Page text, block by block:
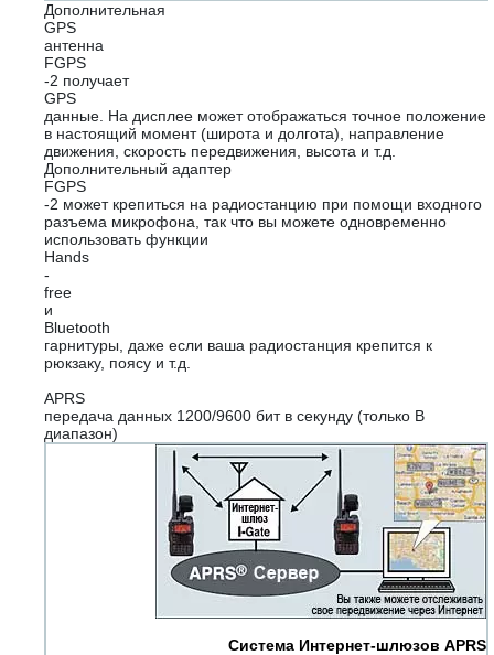
Дополнительная
GPS
антенна
FGPS
-2 получает
GPS
данные. На дисплее может отображаться точное положение
в настоящий момент (широта и долгота), направление
движения, скорость передвижения, высота и т.д.
Дополнительный адаптер
FGPS
-2 может крепиться на радиостанцию при помощи входного
разъема микрофона, так что вы можете одновременно
использовать функции
Hands
-
free
и
Bluetooth
гарнитуры, даже если ваша радиостанция крепится к
рюкзаку, поясу и т.д.
APRS
передача данных 1200/9600 бит в секунду (только В
диапазон)
Система Интернет-шлюзов APRS